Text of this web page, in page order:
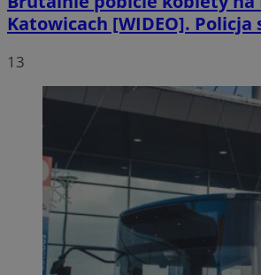
Katowicach [WIDEO]. Policja
13